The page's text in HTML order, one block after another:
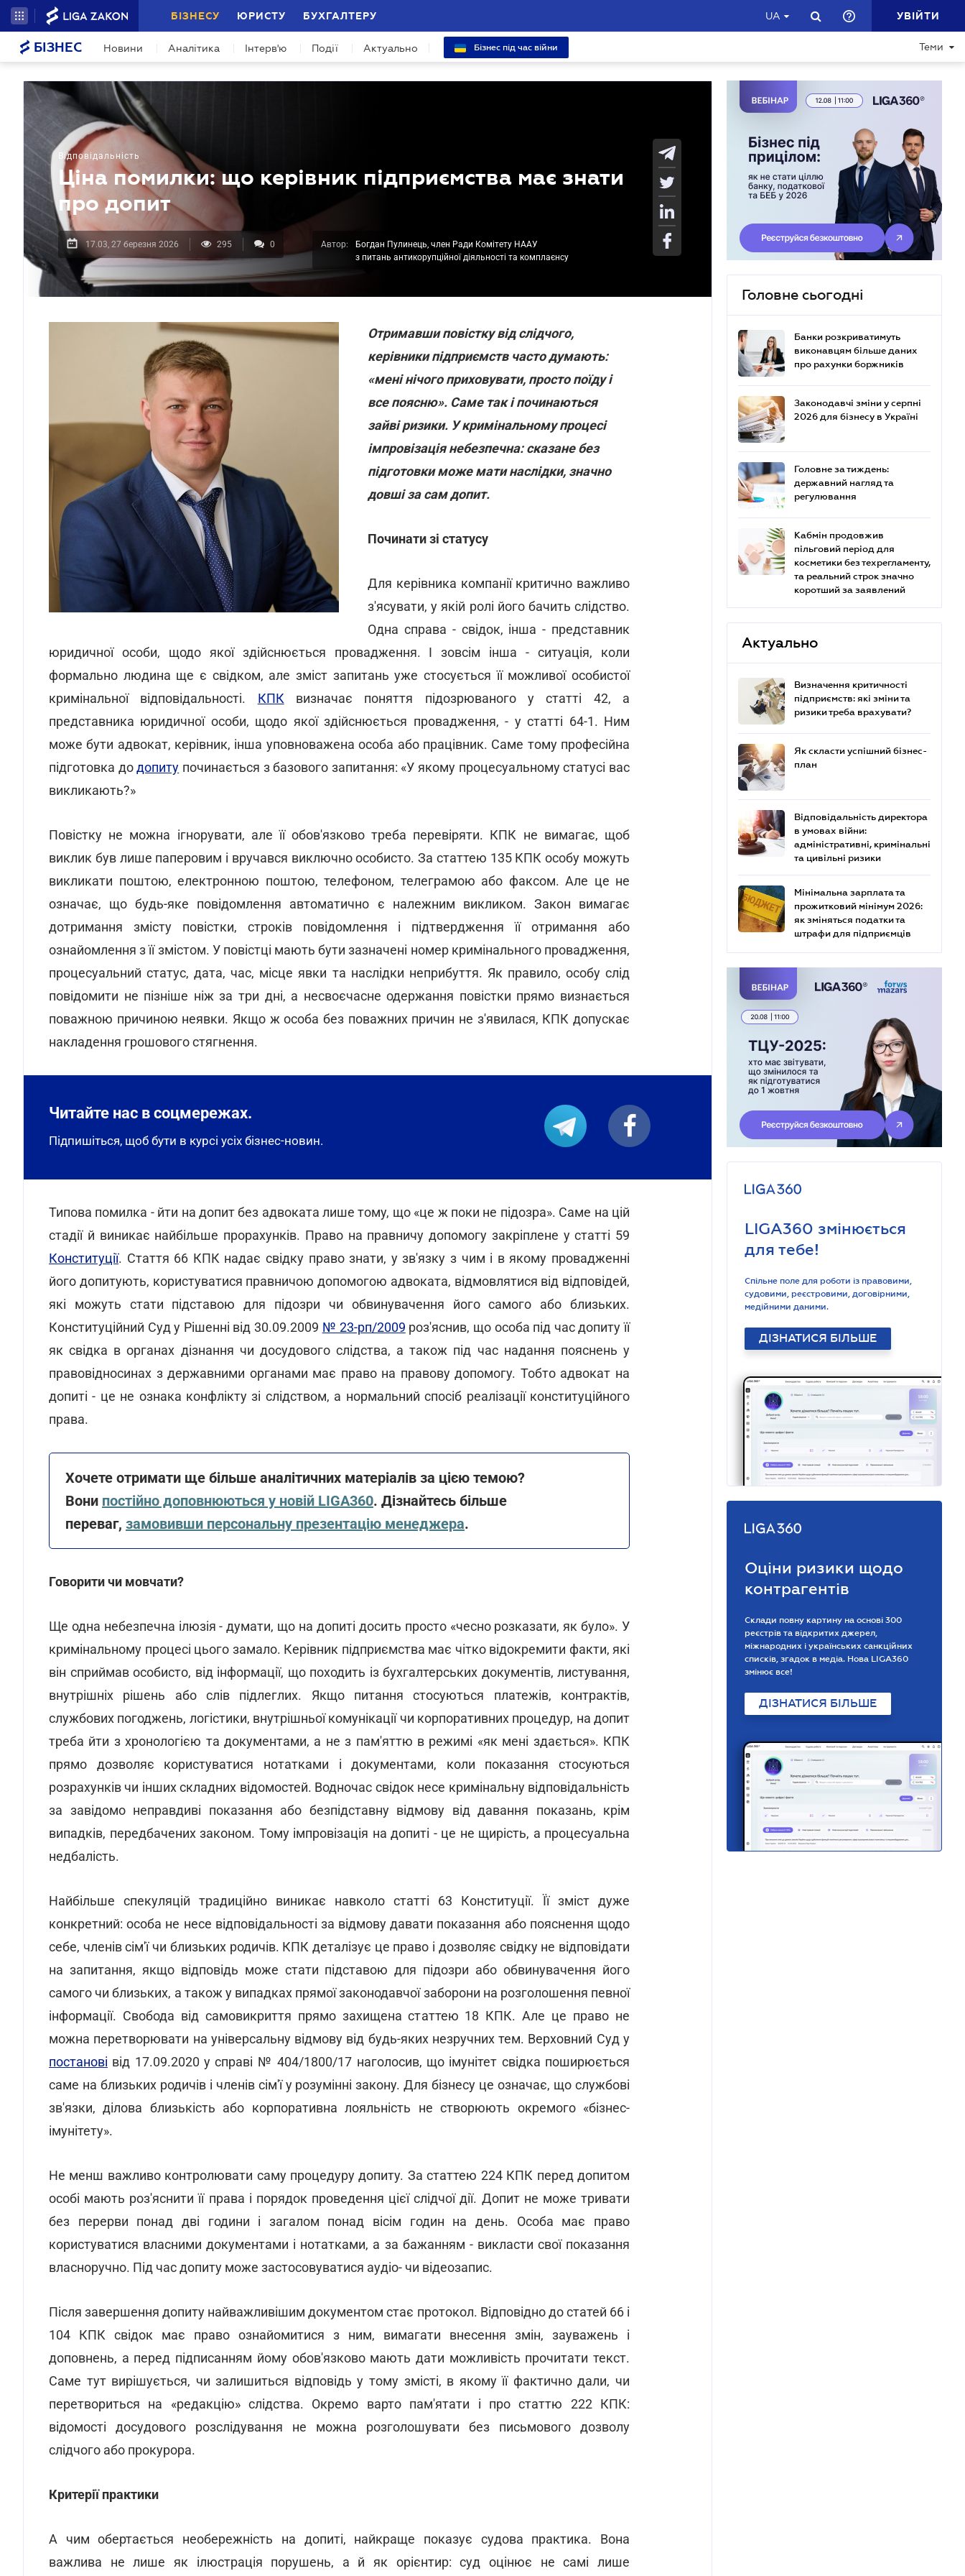
БІЗНЕСУ ЮРИСТУ БУХГАЛТЕРУ UA УВІЙТИ
БІЗНЕС Новини Аналітика Інтерв'ю Події Актуально Бізнес під час війни Теми
Відповідальність
Ціна помилки: що керівник підприємства має знати
про допит
17.03, 27 березня 2026 295 0 Автор:
Богдан Пулинець, член Ради Комітету НААУ
з питань антикорупційної діяльності та комплаєнсу
Отримавши повістку від слідчого,
керівники підприємств часто думають:
«мені нічого приховувати, просто поїду і
все поясню». Саме так і починаються
зайві ризики. У кримінальному процесі
імпровізація небезпечна: сказане без
підготовки може мати наслідки, значно
довші за сам допит.
Починати зі статусу
Для керівника компанії критично важливо
з'ясувати, у якій ролі його бачить слідство.
Одна справа - свідок, інша - представник
юридичної особи, щодо якої здійснюється провадження. І зовсім інша - ситуація, коли
формально людина ще є свідком, але зміст запитань уже стосується її можливої особистої
кримінальної відповідальності. КПК визначає поняття підозрюваного у статті 42, а
представника юридичної особи, щодо якої здійснюється провадження, - у статті 64-1. Ним
може бути адвокат, керівник, інша уповноважена особа або працівник. Саме тому професійна
підготовка додопиту починається з базового запитання: «У якому процесуальному статусі вас
викликають?»
Повістку не можна ігнорувати, але її обов'язково треба перевіряти. КПК не вимагає, щоб
виклик був лише паперовим і вручався виключно особисто. За статтею 135 КПК особу можуть
викликати поштою, електронною поштою, телефоном, телеграмою або факсом. Але це не
означає, що будь-яке повідомлення автоматично є належним викликом. Закон вимагає
дотримання змісту повістки, строків повідомлення і підтвердження її отримання або
ознайомлення з її змістом. У повістці мають бути зазначені номер кримінального провадження,
процесуальний статус, дата, час, місце явки та наслідки неприбуття. Як правило, особу слід
повідомити не пізніше ніж за три дні, а несвоєчасне одержання повістки прямо визнається
поважною причиною неявки. Якщо ж особа без поважних причин не з'явилася, КПК допускає
накладення грошового стягнення.
Читайте нас в соцмережах.
Підпишіться, щоб бути в курсі усіх бізнес-новин.
Типова помилка - йти на допит без адвоката лише тому, що «це ж поки не підозра». Саме на цій
стадії й виникає найбільше прорахунків. Право на правничу допомогу закріплене у статті 59
Конституції. Стаття 66 КПК надає свідку право знати, у зв'язку з чим і в якому провадженні
його допитують, користуватися правничою допомогою адвоката, відмовлятися від відповідей,
які можуть стати підставою для підозри чи обвинувачення його самого або близьких.
Конституційний Суд у Рішенні від 30.09.2009 № 23-рп/2009 роз'яснив, що особа під час допиту її
як свідка в органах дізнання чи досудового слідства, а також під час надання пояснень у
правовідносинах з державними органами має право на правову допомогу. Тобто адвокат на
допиті - це не ознака конфлікту зі слідством, а нормальний спосіб реалізації конституційного
права.
Хочете отримати ще більше аналітичних матеріалів за цією темою?
Вони постійно доповнюються у новій LIGA360. Дізнайтесь більше
переваг, замовивши персональну презентацію менеджера.
Говорити чи мовчати?
Ще одна небезпечна ілюзія - думати, що на допиті досить просто «чесно розказати, як було». У
кримінальному процесі цього замало. Керівник підприємства має чітко відокремити факти, які
він сприймав особисто, від інформації, що походить із бухгалтерських документів, листування,
внутрішніх рішень або слів підлеглих. Якщо питання стосуються платежів, контрактів,
службових погоджень, логістики, внутрішньої комунікації чи корпоративних процедур, на допит
треба йти з хронологією та документами, а не з пам'яттю в режимі «як мені здається». КПК
прямо дозволяє користуватися нотатками і документами, коли показання стосуються
розрахунків чи інших складних відомостей. Водночас свідок несе кримінальну відповідальність
за завідомо неправдиві показання або безпідставну відмову від давання показань, крім
випадків, передбачених законом. Тому імпровізація на допиті - це не щирість, а процесуальна
недбалість.
Найбільше спекуляцій традиційно виникає навколо статті 63 Конституції. Її зміст дуже
конкретний: особа не несе відповідальності за відмову давати показання або пояснення щодо
себе, членів сім'ї чи близьких родичів. КПК деталізує це право і дозволяє свідку не відповідати
на запитання, якщо відповідь може стати підставою для підозри або обвинувачення його
самого чи близьких, а також у випадках прямої законодавчої заборони на розголошення певної
інформації. Свобода від самовикриття прямо захищена статтею 18 КПК. Але це право не
можна перетворювати на універсальну відмову від будь-яких незручних тем. Верховний Суд у
постанові від 17.09.2020 у справі № 404/1800/17 наголосив, що імунітет свідка поширюється
саме на близьких родичів і членів сім'ї у розумінні закону. Для бізнесу це означає, що службові
зв'язки, ділова близькість або корпоративна лояльність не створюють окремого «бізнес-
імунітету».
Не менш важливо контролювати саму процедуру допиту. За статтею 224 КПК перед допитом
особі мають роз'яснити її права і порядок проведення цієї слідчої дії. Допит не може тривати
без перерви понад дві години і загалом понад вісім годин на день. Особа має право
користуватися власними документами і нотатками, а за бажанням - викласти свої показання
власноручно. Під час допиту може застосовуватися аудіо- чи відеозапис.
Після завершення допиту найважливішим документом стає протокол. Відповідно до статей 66 і
104 КПК свідок має право ознайомитися з ним, вимагати внесення змін, зауважень і
доповнень, а перед підписанням йому обов'язково мають дати можливість прочитати текст.
Саме тут вирішується, чи залишиться відповідь у тому змісті, в якому її фактично дали, чи
перетвориться на «редакцію» слідства. Окремо варто пам'ятати і про статтю 222 КПК:
відомості досудового розслідування не можна розголошувати без письмового дозволу
слідчого або прокурора.
Критерії практики
А чим обертається необережність на допиті, найкраще показує судова практика. Вона
важлива не лише як ілюстрація порушень, а й як орієнтир: суд оцінює не самі лише
Головне сьогодні
Банки розкриватимуть
виконавцям більше даних
про рахунки боржників
Законодавчі зміни у серпні
2026 для бізнесу в Україні
Головне за тиждень:
державний нагляд та
регулювання
Кабмін продовжив
пільговий період для
косметики без техрегламенту,
та реальний строк значно
коротший за заявлений
Актуально
Визначення критичності
підприємств: які зміни та
ризики треба врахувати?
Як скласти успішний бізнес-
план
Відповідальність директора
в умовах війни:
адміністративні, кримінальні
та цивільні ризики
Мінімальна зарплата та
прожитковий мінімум 2026:
як зміняться податки та
штрафи для підприємців
LIGA360 змінюється
для тебе!
Спільне поле для роботи із правовими,
судовими, реєстровими, договірними,
медійними даними.
ДІЗНАТИСЯ БІЛЬШЕ
Оціни ризики щодо
контрагентів
Склади повну картину на основі 300
реєстрів та відкритих джерел,
міжнародних і українських санкційних
списків, згадок в медіа. Нова LIGA360
змінює все!
ДІЗНАТИСЯ БІЛЬШЕ